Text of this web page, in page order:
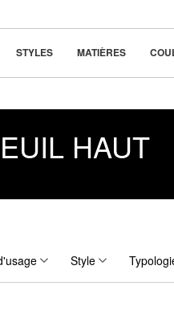
STYLES MATIÈRES
HAUT
Style